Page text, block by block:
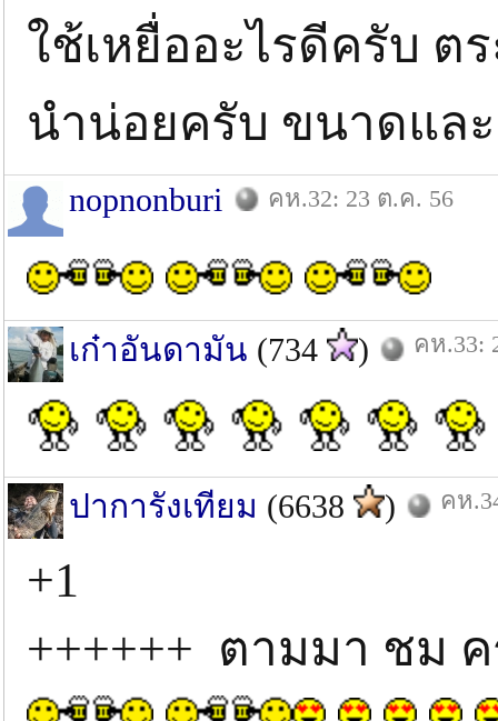
ใช้เหยื่ออะไรดีครับ ต
นำน่อยครับ ขนาดแล
nopnonburi คห.32: 23 ต.ค. 56
เก๋าอันดามัน (734 ) คห.33:
ปาการังเทียม (6638 ) คห
+1
++++++ ตามมา ชม